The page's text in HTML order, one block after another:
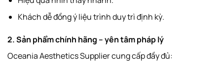
Khách dễ đồng ý liệu trình duy trì định kỳ.
2. Sản phẩm chính hãng – yên tâm pháp lý
Oceania Aesthetics Supplier cung cấp đầy đủ: